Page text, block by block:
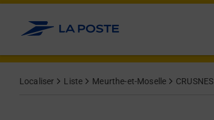
Allez au contenu
Localiser Liste Meurthe-et-Moselle CRUSNES
Afficher ou masquer la réponse
Afficher ou masquer la réponse
Afficher ou masquer la réponse